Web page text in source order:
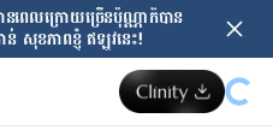
នពេលក្រោយ​ច្រើនប៉ុណ្ណាក៏បាន
សុខភាពខ្ញុំ ឥឡូវនេះ!